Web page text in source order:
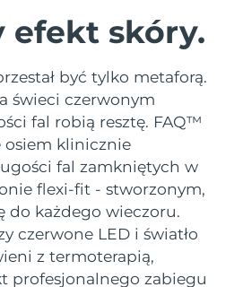
efekt skóry.
być tylko metaforą.
świeci czerwonym
fal robią resztę. FAQ™
osiem klinicznie
fal zamkniętych w
flexi-fit - stworzonym,
do każdego wieczoru.
czerwone LED i światło
z termoterapią,
profesjonalnego zabiegu
Bestsellery
światłem
Oczekiwany czas dostawy
Oczekiwany czas dostawy
8/14/26
8/11/26
Oczekiwany czas dostawy
8/11/26
Oczekiwany czas dostawy
8/15/26